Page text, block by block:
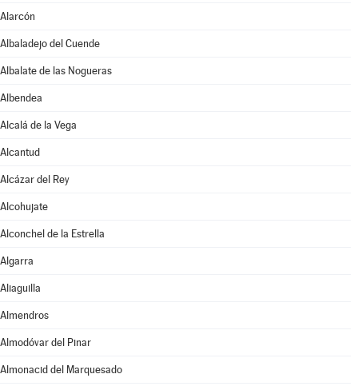
Alarcón
Albaladejo del Cuende
Albalate de las Nogueras
Albendea
Alcalá de la Vega
Alcantud
Alcázar del Rey
Alcohujate
Alconchel de la Estrella
Algarra
Aliaguilla
Almendros
Almodóvar del Pinar
Almonacid del Marquesado